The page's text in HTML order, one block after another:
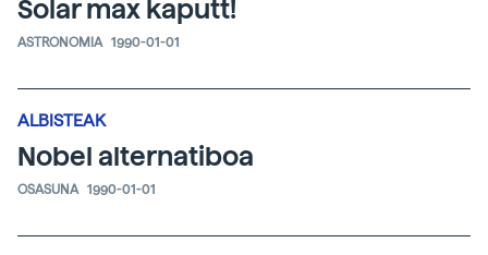
Solar max kaputt!
ASTRONOMIA 1990-01-01
ALBISTEAK
Nobel alternatiboa
OSASUNA 1990-01-01